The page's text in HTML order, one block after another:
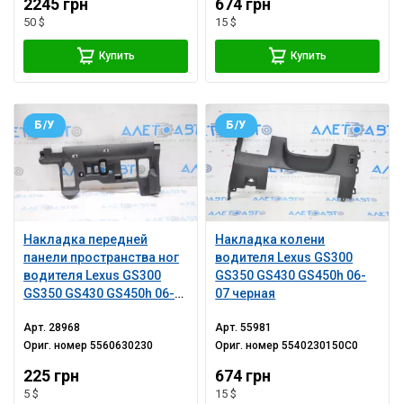
2245 грн
50 $
Купить
674 грн
15 $
Купить
Накладка передней
панели пространства ног
водителя Lexus GS300
GS350 GS430 GS450h 06-
Б/У
Арт. 28968
Ориг. номер5560630230
225 грн
5 $
Накладка колени
водителя Lexus GS300
GS350 GS430 GS450h 06-
07 черная
Б/У
Арт.55981
Ориг. номер5540230150C0
674 грн
15 $